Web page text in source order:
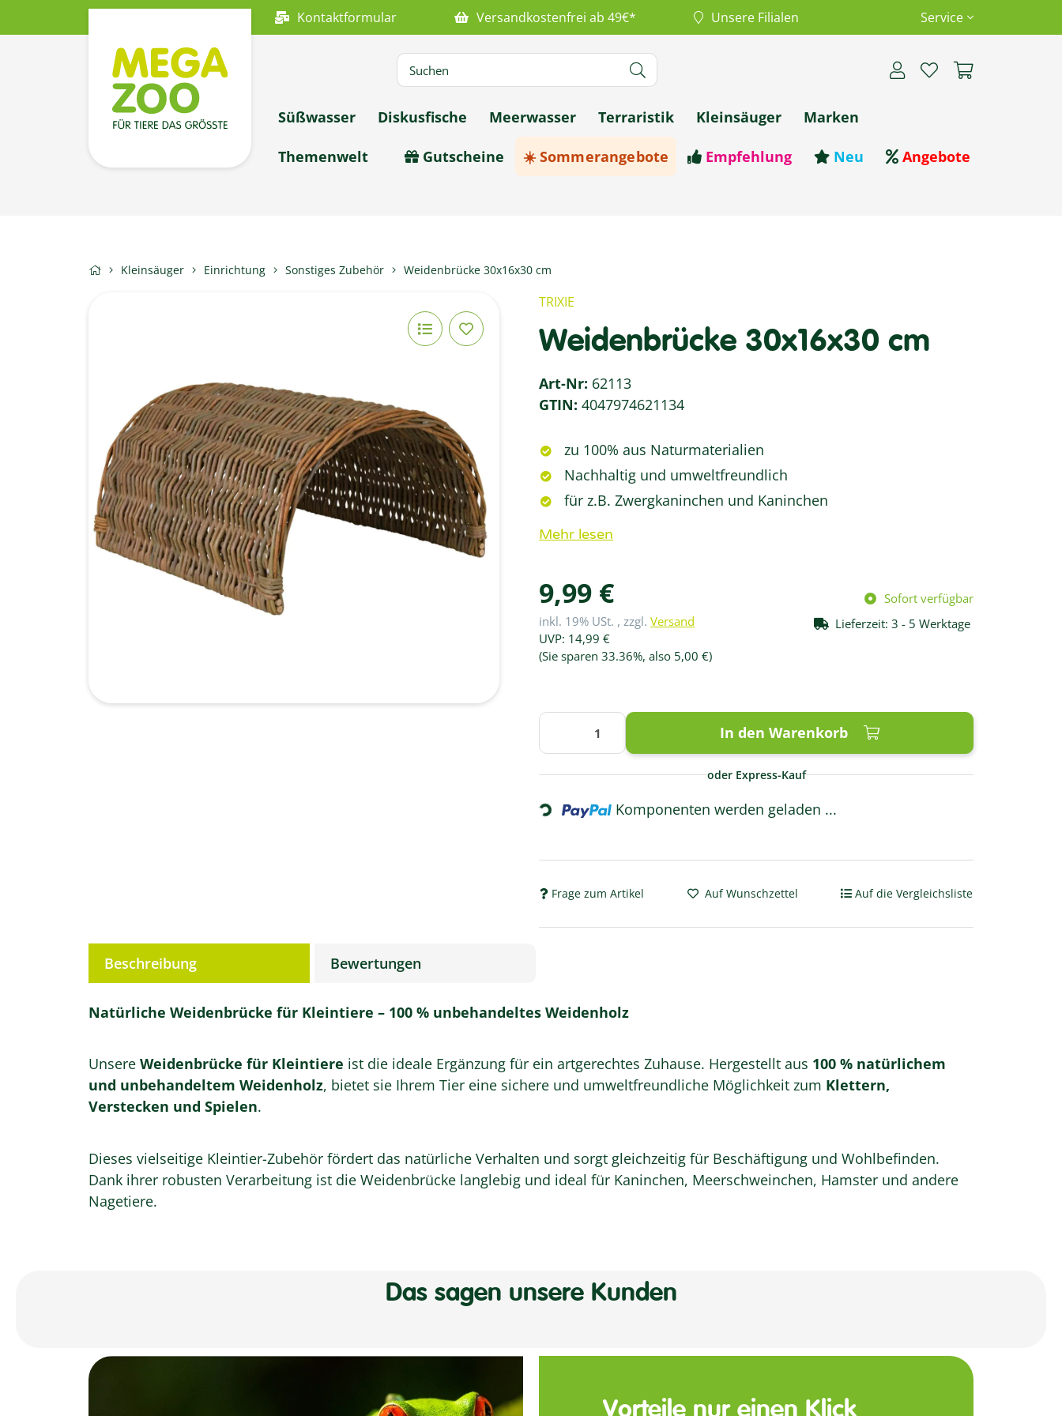
Kontaktformular Versandkostenfrei ab 49€* Unsere Filialen Service
Süßwasser Diskusfische Meerwasser Terraristik Kleinsäuger Marken
Themenwelt Gutscheine ☀️ Sommerangebote Empfehlung Neu Angebote
Kleinsäuger Einrichtung Sonstiges Zubehör Weidenbrücke 30x16x30 cm
TRIXIE
Weidenbrücke 30x16x30 cm
Art-Nr: 62113
GTIN: 4047974621134
zu 100% aus Naturmaterialien
Nachhaltig und umweltfreundlich
für z.B. Zwergkaninchen und Kaninchen
Mehr lesen
9,99 €
inkl. 19% USt. , zzgl. Versand
UVP: 14,99 €
(Sie sparen 33.36%, also 5,00 €)
Sofort verfügbar
Lieferzeit: 3 - 5 Werktage
In den Warenkorb
oder Express-Kauf
Loading... Komponenten werden geladen ...
Frage zum Artikel Auf Wunschzettel Auf die Vergleichsliste
weitere Registerkarten anzeigen
Beschreibung Bewertungen
Natürliche Weidenbrücke für Kleintiere – 100 % unbehandeltes Weidenholz
Unsere Weidenbrücke für Kleintiere ist die ideale Ergänzung für ein artgerechtes Zuhause. Hergestellt aus 100 % natürlichem
und unbehandeltem Weidenholz, bietet sie Ihrem Tier eine sichere und umweltfreundliche Möglichkeit zum Klettern,
Verstecken und Spielen.
Dieses vielseitige Kleintier-Zubehör fördert das natürliche Verhalten und sorgt gleichzeitig für Beschäftigung und Wohlbefinden.
Dank ihrer robusten Verarbeitung ist die Weidenbrücke langlebig und ideal für Kaninchen, Meerschweinchen, Hamster und andere
Nagetiere.
Das sagen unsere Kunden
Vorteile nur einen Klick